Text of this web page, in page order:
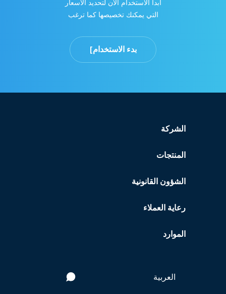
ابدأ الاستخدام الآن لتحديد الأسعار
التي يمكنك تخصيصها كما ترغب
بدء الاستخدام]
الشركة
المنتجات
الشؤون القانونية
رعاية العملاء
الموارد
العربية